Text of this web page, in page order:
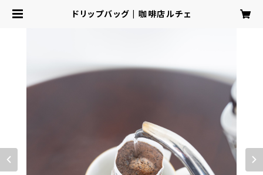
ドリップバッグ | 咖啡店ルチェ